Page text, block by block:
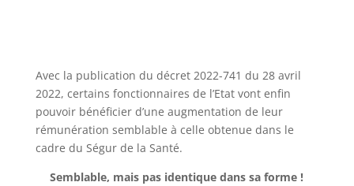
Avec la publication du décret 2022-741 du 28 avril
2022, certains fonctionnaires de l’Etat vont enfin
pouvoir bénéficier d’une augmentation de leur
rémunération semblable à celle obtenue dans le
cadre du Ségur de la Santé.
Semblable, mais pas identique dans sa forme !